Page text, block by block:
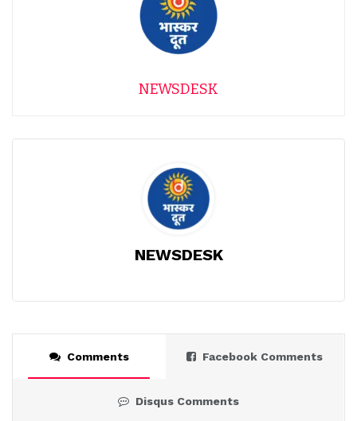
NEWSDESK
NEWSDESK
Comments Facebook Comments
Disqus Comments